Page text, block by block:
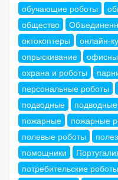
обучающие роботы
общество
октокоптеры
онлайн-
опрыскивание
охрана и роботы
персональные роботы
подводные
пожарные
пожарные
полевые роботы
помощники
потребительские роботы